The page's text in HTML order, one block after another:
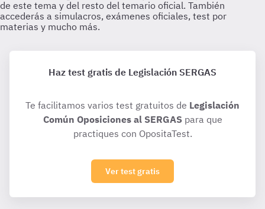
Haz test gratis de Legislación SERGAS
Te facilitamos varios test gratuitos de Legislación
Común Oposiciones al SERGASpara que
practiques con OpositaTest.
Ver test gratis